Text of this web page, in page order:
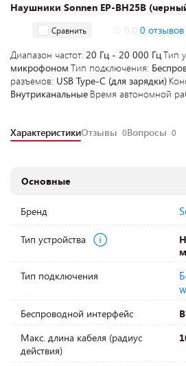
Наушники Sonnen EP-BH25B
Сравнить 0 отзывов
Диапазон частот: 20 Гц - 20 000 ГцТип
микрофоном Тип подключения:
разъемов: USB Type-C (для зарядки)
Внутриканальные Время автономной
ХарактеристикиОтзывы 0Вопросы 0
Основные
Бренд
Тип устройства
Тип подключения
Беспроводной интерфейс
Макс. длина кабеля (радиус
действия)